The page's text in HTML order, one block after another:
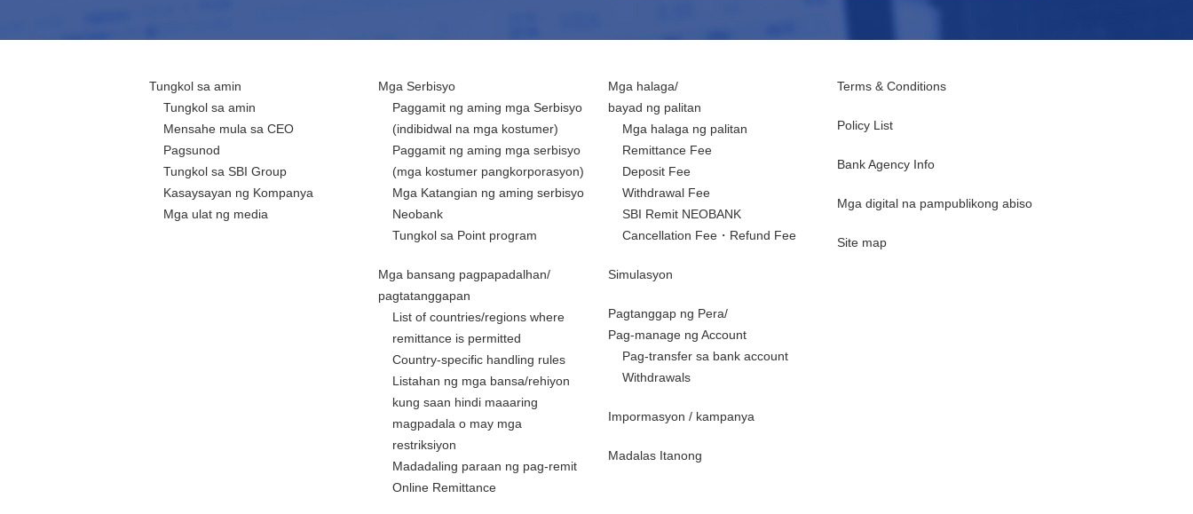
Tungkol sa amin
Tungkol sa amin
Mensahe mula sa CEO
Pagsunod
Tungkol sa SBI Group
Kasaysayan ng Kompanya
Mga ulat ng media
Mga Serbisyo
Paggamit ng aming mga Serbisyo
(indibidwal na mga kostumer)
Paggamit ng aming mga serbisyo
(mga kostumer pangkorporasyon)
Mga Katangian ng aming serbisyo
Neobank
Tungkol sa Point program
Mga bansang pagpapadalhan/
pagtatanggapan
List of countries/regions where
remittance is permitted
Country-specific handling rules
Listahan ng mga bansa/rehiyon
kung saan hindi maaaring
magpadala o may mga
restriksiyon
Madadaling paraan ng pag-remit
Online Remittance
Mga halaga/
bayad ng palitan
Mga halaga ng palitan
Remittance Fee
Deposit Fee
Withdrawal Fee
SBI Remit NEOBANK
Cancellation Fee・Refund Fee
Simulasyon
Pagtanggap ng Pera/
Pag-manage ng Account
Pag-transfer sa bank account
Withdrawals
Impormasyon / kampanya
Madalas Itanong
Terms & Conditions
Policy List
Bank Agency Info
Mga digital na pampublikong abiso
Site map